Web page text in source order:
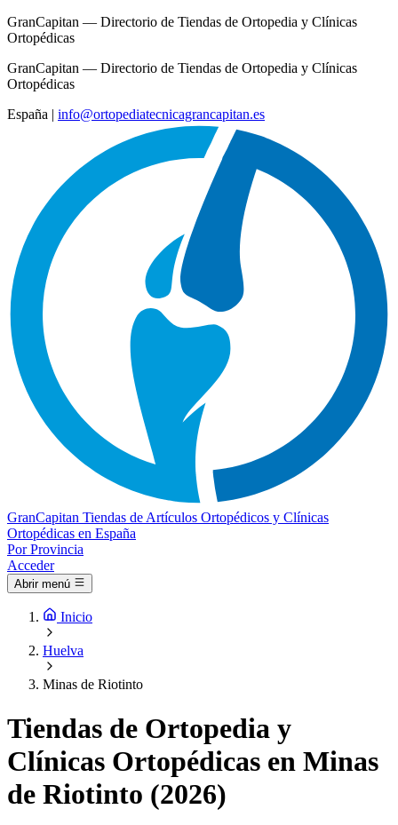
GranCapitan — Directorio de Tiendas de Ortopedia y Clínicas
Ortopédicas
GranCapitan — Directorio de Tiendas de Ortopedia y Clínicas
Ortopédicas
España | info@ortopediatecnicagrancapitan.es
GranCapitan Tiendas de Artículos Ortopédicos y Clínicas
Ortopédicas en España
Por Provincia
Acceder
Abrir menú
Inicio
Huelva
Minas de Riotinto
Tiendas de Ortopedia y
Clínicas Ortopédicas en Minas
de Riotinto (2026)